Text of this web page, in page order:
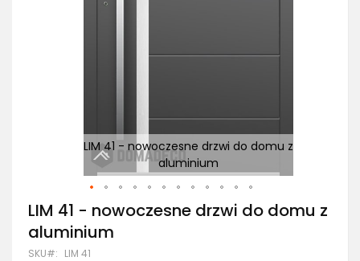
LIM 41 - nowoczesne drzwi do domu z
aluminium
Przejdź
na
początek
galerii
LIM 41 - nowoczesne drzwi do domu z
aluminium
SKU LIM 41